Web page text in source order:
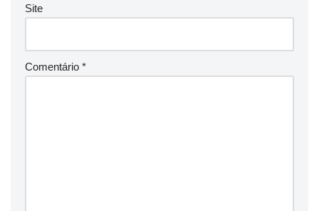
Site
Comentário *